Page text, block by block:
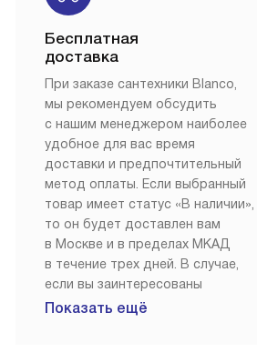
Бесплатная
доставка
При заказе сантехники Blanco,
мы рекомендуем обсудить
с нашим менеджером наиболее
удобное для вас время
доставки и предпочтительный
метод оплаты. Если выбранный
товар имеет статус «В наличии»,
то он будет доставлен вам
в Москве и в пределах МКАД
в течение трех дней. В случае,
если вы заинтересованы
в товаре, который доступен
Показать ещё